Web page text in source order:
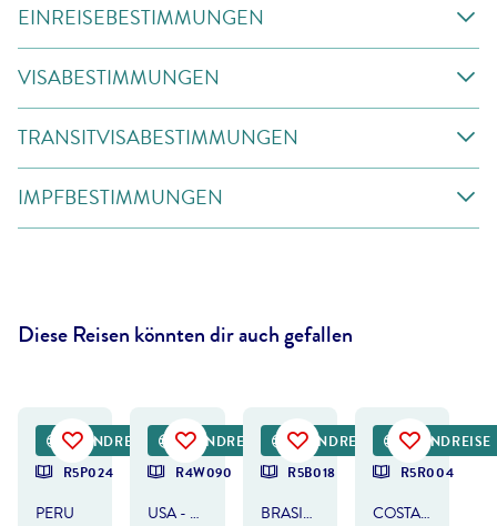
EINREISEBESTIMMUNGEN
VISABESTIMMUNGEN
TRANSITVISABESTIMMUNGEN
IMPFBESTIMMUNGEN
Diese Reisen könnten dir auch gefallen
RUNDREISE
R5P024
PERU
DEALRUNDREISE
R4W090
USA - WESTKÜSTE
DEALRUNDREISE
R5B018
BRASILIEN
DEALRUNDREISE
R5R004
COSTA RICA